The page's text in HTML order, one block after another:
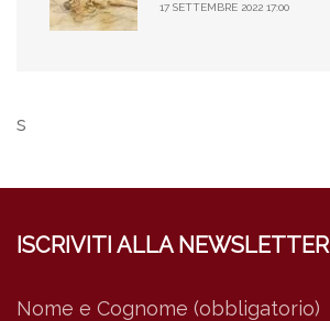
17 SETTEMBRE 2022 17:00
s
ISCRIVITI ALLA NEWSLETTER
Nome e Cognome (obbligatorio)